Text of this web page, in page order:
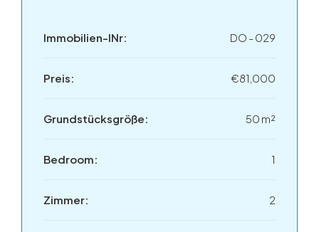
Immobilien-INr: DO - 029
Preis: €81,000
Grundstücksgröße: 50 m²
Bedroom: 1
Zimmer: 2